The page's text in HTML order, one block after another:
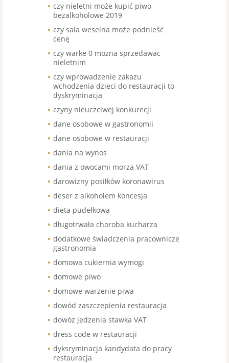
czy nieletni może kupić piwo
bezalkoholowe 2019
czy sala weselna może podnieść
cenę
czy warke 0 mozna sprzedawac
nieletnim
czy wprowadzenie zakazu
wchodzenia dzieci do restauracji to
dyskryminacja
czyny nieuczciwej konkurecji
dane osobowe w gastronomii
dane osobowe w restauracji
dania na wynos
dania z owocami morza VAT
darowizny posiłków koronawirus
deser z alkoholem koncesja
dieta pudełkowa
długotrwała choroba kucharza
dodatkowe świadczenia pracownicze
gastronomia
domowa cukiernia wymogi
domowe piwo
domowe warzenie piwa
dowód zaszczepienia restauracja
dowóz jedzenia stawka VAT
dress code w restauracji
dyksryminacja kandydata do pracy
restauracja